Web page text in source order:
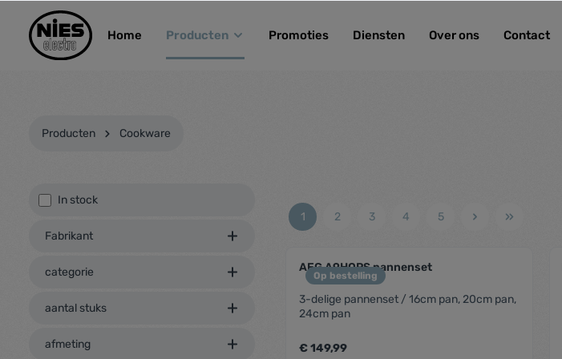
general.skipToNavigation
Home Producten Promoties Diensten Over ons Contact
Producten Cookware
In stock
Fabrikant
categorie
aantal stuks
afmeting
1 2 3 4 5
Op bestelling
AEG A9HOPS pannenset
3-delige pannenset / 16cm pan, 20cm pan,
24cm pan
€ 149,99